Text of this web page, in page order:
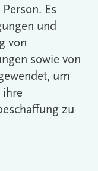
Es
und
von
sowie von
um
ihre
zu